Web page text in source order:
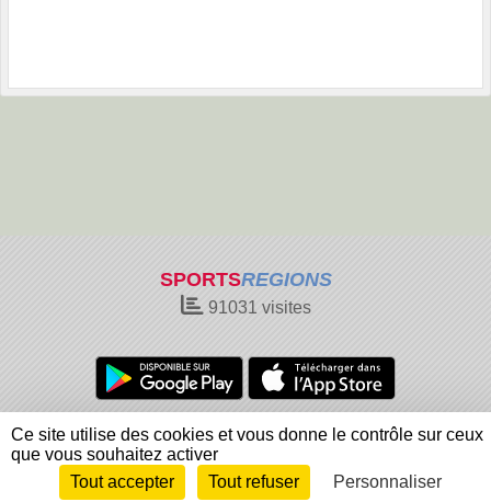
SPORTSREGIONS
91031 visites
Charte cookies
Gestion des cookies
Informations légales
Signaler un contenu inapproprié
Envie de participer ?
Connexion
Ce site utilise des cookies et vous donne le contrôle sur ceux
que vous souhaitez activer
Tout accepter
Tout refuser Personnaliser